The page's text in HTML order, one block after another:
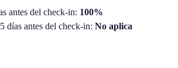
antes del check-in: 100%
días antes del check-in: No aplica